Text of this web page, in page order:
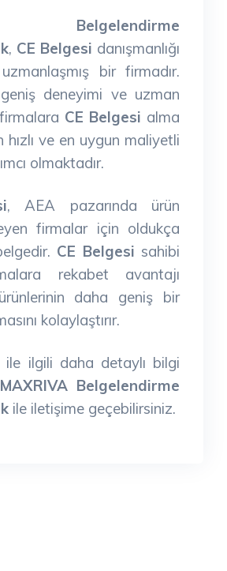
Belgelendirme
, CE Belgesi danışmanlığı
bir firmadır.
deneyimi ve uzman
CE Belgesi alma
hızlı ve en uygun maliyetli
olmaktadır.
, AEA pazarında ürün
firmalar için oldukça
CE Belgesi sahibi
rekabet avantajı
daha geniş bir
kolaylaştırır.
ile ilgili daha detaylı bilgi
MAXRIVA Belgelendirme
ile iletişime geçebilirsiniz.